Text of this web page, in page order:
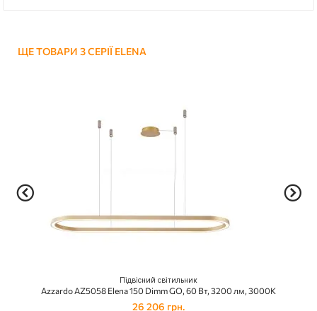
ЩЕ ТОВАРИ З СЕРІЇ ELENA
Підвісний світильник
Azzardo AZ5058 Elena 150 Dimm GO, 60 Вт, 3200 лм, 3000K
26 206 грн.